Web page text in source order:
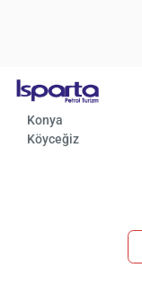
Konya
Köyceğiz